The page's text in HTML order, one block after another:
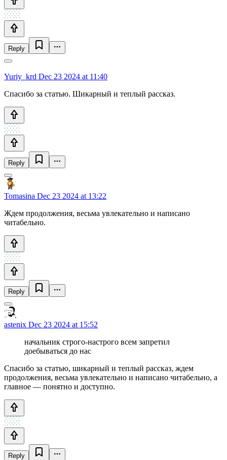
Reply
Yuriy_krd Dec 23 2024 at 11:40
Спасибо за статью. Шикарный и теплый рассказ.
Reply
Tomasina Dec 23 2024 at 13:22
Ждем продолжения, весьма увлекательно и написано
читабельно.
Reply
astenix Dec 23 2024 at 15:52
начальник строго-настрого всем запретил
доебываться до нас
Спасибо за статью, шикарный и теплый рассказ, ждем
продолжения, весьма увлекательно и написано читабельно, а
главное — понятно и доступно.
Reply